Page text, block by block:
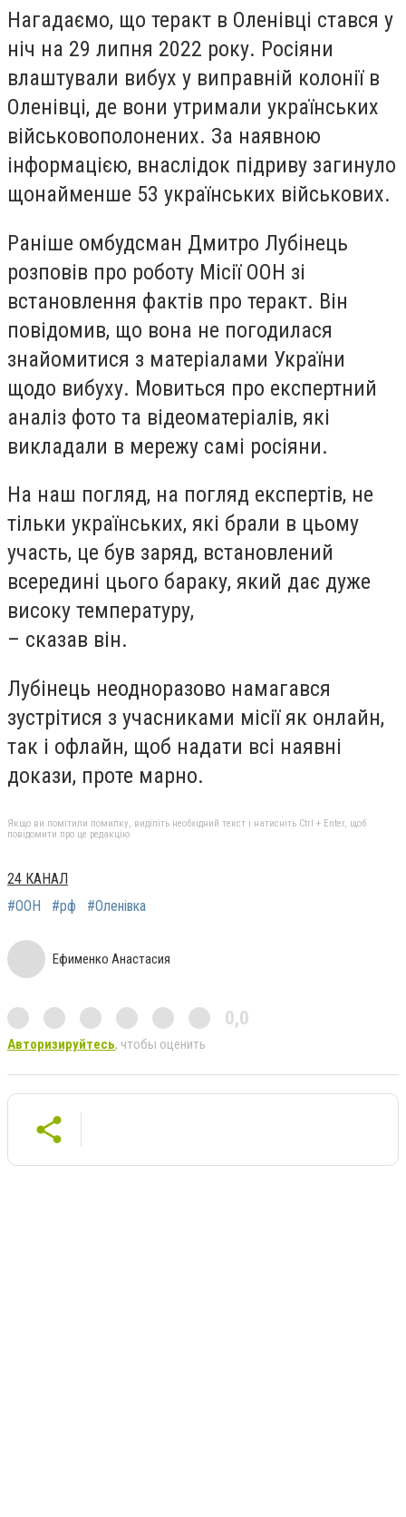
Нагадаємо, що теракт в Оленівці стався у
ніч на 29 липня 2022 року. Росіяни
влаштували вибух у виправній колонії в
Оленівці, де вони утримали українських
військовополонених. За наявною
інформацією, внаслідок підриву загинуло
щонайменше 53 українських військових.
Раніше омбудсман Дмитро Лубінець
розповів про роботу Місії ООН зі
встановлення фактів про теракт. Він
повідомив, що вона не погодилася
знайомитися з матеріалами України
щодо вибуху. Мовиться про експертний
аналіз фото та відеоматеріалів, які
викладали в мережу самі росіяни.
На наш погляд, на погляд експертів, не
тільки українських, які брали в цьому
участь, це був заряд, встановлений
всередині цього бараку, який дає дуже
високу температуру,
– сказав він.
Лубінець неодноразово намагався
зустрітися з учасниками місії як онлайн,
так і офлайн, щоб надати всі наявні
докази, проте марно.
Якщо ви помітили помилку, виділіть необхідний текст і натисніть Ctrl + Enter, щоб
повідомити про це редакцію
24 КАНАЛ
#ООН
#рф #Оленівка
Ефименко Анастасия
0,0
Авторизируйтесь, чтобы оценить